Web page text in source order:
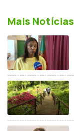
Mais Notícias